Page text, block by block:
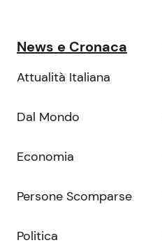
News e Cronaca
Attualità Italiana
Dal Mondo
Economia
Persone Scomparse
Politica